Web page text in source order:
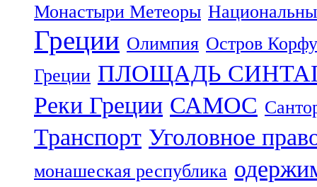
Монастыри Метеоры
Греции Олимпия Остров Корфу
Греции ПЛОЩАДЬ
Реки Греции САМОС
Транспорт Уголовное
монашеская республика